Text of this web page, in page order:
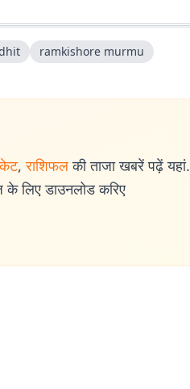
ramkishore murmu
, राशिफल की ताजा खबरें पढ़ें यहां.
लिए डाउनलोड करिए